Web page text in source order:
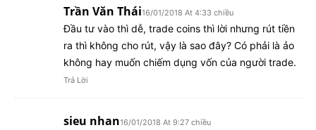
Trần Văn Thái16/01/2018 At 4:33 chiều
Đầu tư vào thì dễ, trade coins thì lời nhưng rút tiền
ra thì không cho rút, vậy là sao đây? Có phải là ảo
không hay muốn chiếm dụng vốn của người trade.
Trả Lời
sieu nhan16/01/2018 At 9:27 chiều